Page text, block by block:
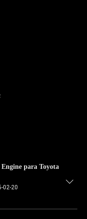
para Toyota
02-20